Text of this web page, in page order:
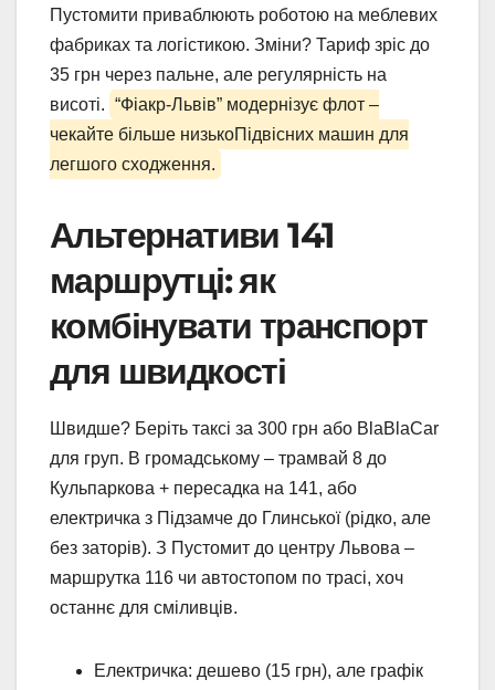
Пустомити приваблюють роботою на меблевих
фабриках та логістикою. Зміни? Тариф зріс до
35 грн через пальне, але регулярність на
висоті. “Фіакр-Львів” модернізує флот –
чекайте більше низькоПідвісних машин для
легшого сходження.
Альтернативи 141
маршрутці: як
комбінувати транспорт
для швидкості
Швидше? Беріть таксі за 300 грн або BlaBlaCar
для груп. В громадському – трамвай 8 до
Кульпаркова + пересадка на 141, або
електричка з Підзамче до Глинської (рідко, але
без заторів). З Пустомит до центру Львова –
маршрутка 116 чи автостопом по трасі, хоч
останнє для сміливців.
Електричка: дешево (15 грн), але графік